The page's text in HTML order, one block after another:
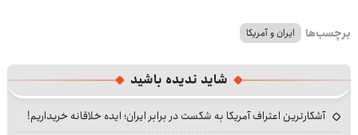
برچسب‌ها ایران و آمریکا
شاید ندیده باشید
آشکارترین اعتراف آمریکا به شکست در برابر ایران؛ ایده خلاقانه خریداریم!